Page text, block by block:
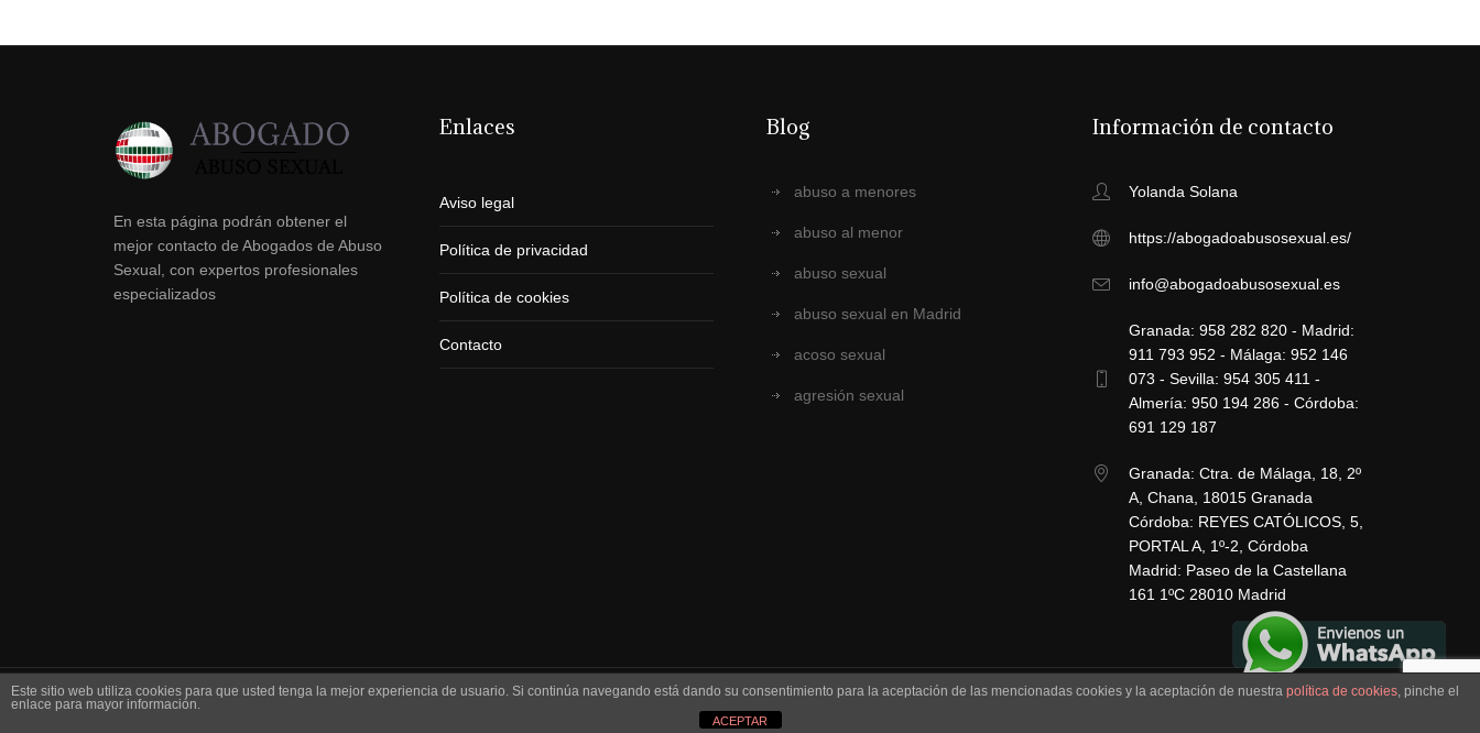
En esta página podrán obtener el
mejor contacto de Abogados de Abuso
Sexual, con expertos profesionales
especializados
Enlaces
Aviso legal
Política de privacidad
Política de cookies
Contacto
Blog
abuso a menores
abuso al menor
abuso sexual
abuso sexual en Madrid
acoso sexual
agresión sexual
Información de contacto
Yolanda Solana
https://abogadoabusosexual.es/
info@abogadoabusosexual.es
Granada: 958 282 820 - Madrid:
911 793 952 - Málaga: 952 146
073 - Sevilla: 954 305 411 -
Almería: 950 194 286 - Córdoba:
691 129 187
Granada: Ctra. de Málaga, 18, 2º
A, Chana, 18015 Granada
Córdoba: REYES CATÓLICOS, 5,
PORTAL A, 1º-2, Córdoba
Madrid: Paseo de la Castellana
161 1ºC 28010 Madrid
© 2019 | Todos los derechos reservados
Este sitio web utiliza cookies para que usted tenga la mejor experiencia de usuario. Si continúa navegando está dando su consentimiento para la aceptación de las mencionadas cookies y la aceptación de nuestra política de cookies, pinche el
enlace para mayor información.
ACEPTAR